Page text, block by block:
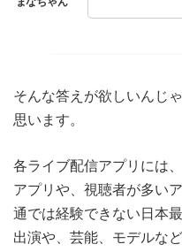
そんな答えが欲しいんじ
思います。
各ライブ配信アプリには
アプリや、視聴者が多い
通では経験できない日本
出演や、芸能、モデルな